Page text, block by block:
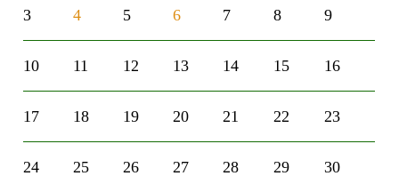
3 4 5 6 7 8 9
10 11 12 13 14 15 16
17 18 19 20 21 22 23
24 25 26 27 28 29 30